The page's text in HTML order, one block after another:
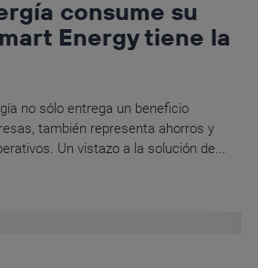
consume su
Energy tiene la
no sólo entrega un beneficio
también representa ahorros y
Un vistazo a la solución de...